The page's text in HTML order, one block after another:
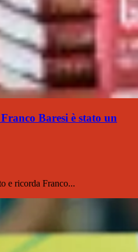
Baresi è stato un
e ricorda Franco...